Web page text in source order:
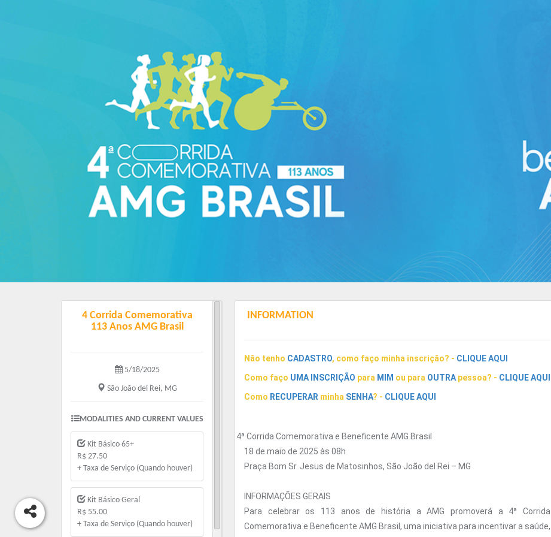
4 Corrida Comemorativa
113 Anos AMG Brasil
5/18/2025
São João del Rei, MG
MODALITIES AND CURRENT VALUES
Kit Básico 65+
R$ 27.50
+ Taxa de Serviço (Quando houver)
Kit Básico Geral
R$ 55.00
+ Taxa de Serviço (Quando houver)
INFORMATION
Não tenho CADASTRO, como faço minha inscrição? - C LIQUE AQUI
Como faço U MA INSCRIÇÃO para MI M ou para OUTRA pessoa? - CLIQUE AQUI
Como RECUPERAR min ha SENHA? - CLIQUE AQUI
4 4ª Corrida Comemorativa e Beneficente AMG Brasil
18 de maio de 2025 às 08h
Praça Bom Sr. Jesus de Matosinhos, São João del Rei – MG
INFORMAÇÕES GERAIS
Para celebrar os 113 anos de história a AMG promoverá a 4ª Corrida
Comemorativa e Beneficente AMG Brasil, uma iniciativa para incentivar a saúde,